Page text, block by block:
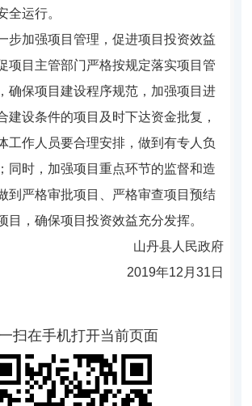
全运行。
步加强项目管理，促进项目投资效益
项目主管部门严格按规定落实项目管
确保项目建设程序规范，加强项目进
建设条件的项目及时下达资金批复，
工作人员要合理安排，做到有专人负
同时，加强项目重点环节的监督和造
到严格审批项目、严格审查项目预结
目，确保项目投资效益充分发挥。
山丹县人民政府
2019年12月31日
扫在手机打开当前页面